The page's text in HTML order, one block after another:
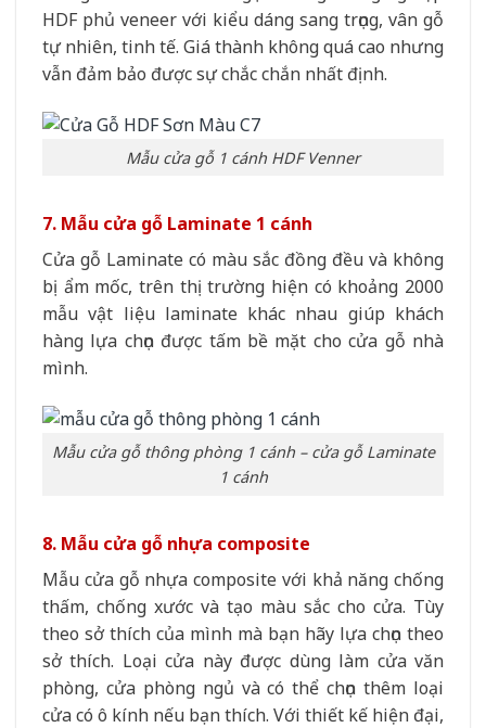
HDF phủ veneer với kiểu dáng sang trọng, vân gỗ
tự nhiên, tinh tế. Giá thành không quá cao nhưng
vẫn đảm bảo được sự chắc chắn nhất định.
Mẫu cửa gỗ 1 cánh HDF Venner
7. Mẫu cửa gỗ Laminate 1 cánh
Cửa gỗ Laminate có màu sắc đồng đều và không
bị ẩm mốc, trên thị trường hiện có khoảng 2000
mẫu vật liệu laminate khác nhau giúp khách
hàng lựa chọn được tấm bề mặt cho cửa gỗ nhà
mình.
Mẫu cửa gỗ thông phòng 1 cánh – cửa gỗ Laminate
1 cánh
8. Mẫu cửa gỗ nhựa composite
Mẫu cửa gỗ nhựa composite với khả năng chống
thấm, chống xước và tạo màu sắc cho cửa. Tùy
theo sở thích của mình mà bạn hãy lựa chọn theo
sở thích. Loại cửa này được dùng làm cửa văn
phòng, cửa phòng ngủ và có thể chọn thêm loại
cửa có ô kính nếu bạn thích. Với thiết kế hiện đại,